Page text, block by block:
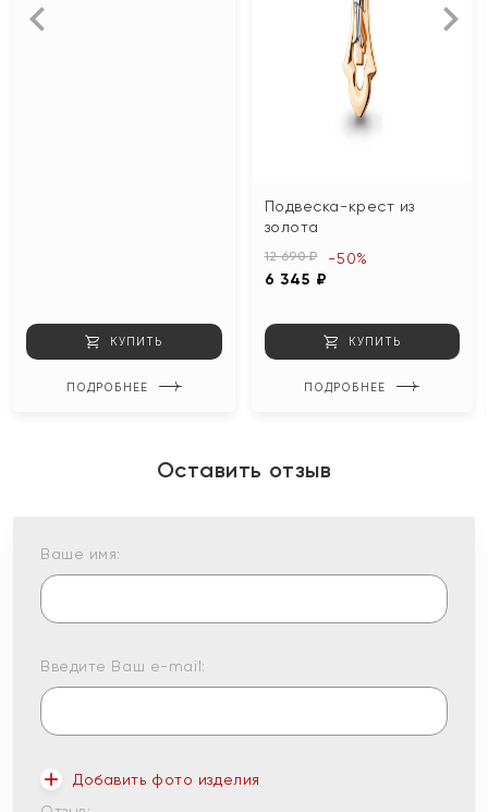
КУПИТЬ
ПОДРОБНЕЕ
Подвеска-крест из
золота
12 690 ₽
6 345 ₽
-50%
КУПИТЬ
ПОДРОБНЕЕ
Оставить отзыв
Ваше имя:
Введите Ваш e-mail:
Добавить фото изделия